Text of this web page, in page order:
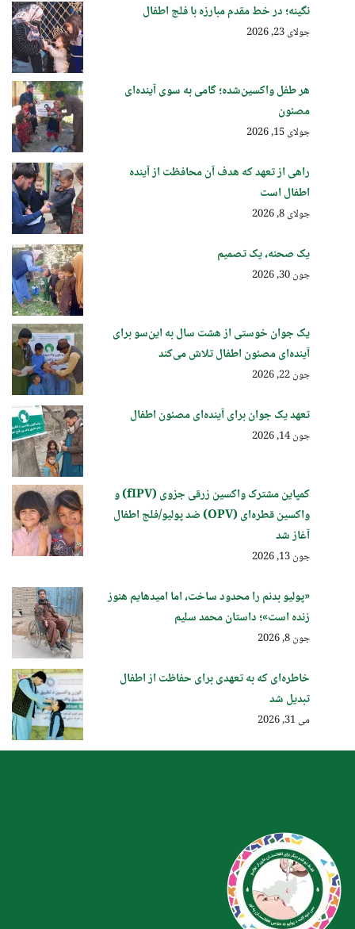
نگینه؛ در خط مقدم مبارزه با فلج اطفال
جولای 23, 2026
هر طفل واکسین‌شده؛ گامی به سوی آینده‌ای
مصئون
جولای 15, 2026
راهی از تعهد که هدف آن محافظت از آینده
اطفال است
جولای 8, 2026
یک صحنه، یک تصمیم
جون 30, 2026
یک جوان خوستی از هشت سال به این‌سو برای
آینده‌ای مصئون اطفال تلاش می‌کند
جون 22, 2026
تعهد یک جوان برای آینده‌ای مصئون اطفال
جون 14, 2026
کمپاین مشترک واکسین زرقی جزوی (fIPV) و
واکسین قطره‌ای (OPV) ضد پولیو/فلج اطفال
آغاز شد
جون 13, 2026
«پولیو بدنم را محدود ساخت، اما امیدهایم هنوز
زنده است»؛ داستان محمد سلیم
جون 8, 2026
خاطره‌ای که به تعهدی برای حفاظت از اطفال
تبدیل شد
می 31, 2026